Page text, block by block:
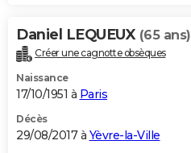
Daniel LEQUEUX (65 ans)
Créer une cagnotte obsèques
Naissance
17/10/1951 à Paris
Décès
29/08/2017 à Yèvre-la-Ville